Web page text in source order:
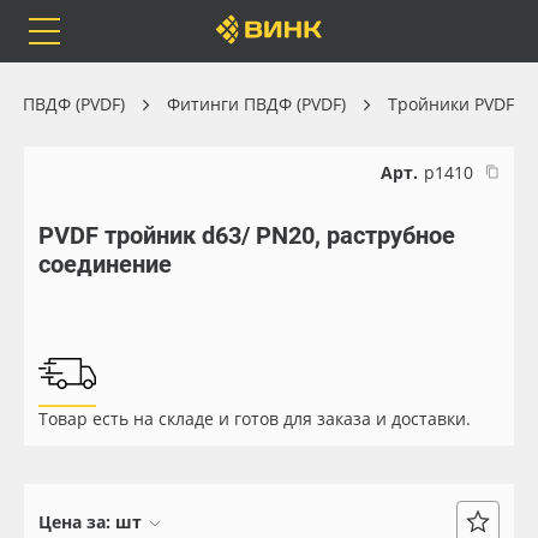
Каталог
Бренды
Доставка
Весь каталог
Самоклеящиеся плёнки
Листовые материалы
ПВДФ (PVDF) Фитинги ПВДФ (PVDF) Тройники PVDF
Арт. р1410
PVDF тройник d63/ PN20, раструбное
соединение
Товар есть на складе и готов для заказа и доставки.
Цена за: шт